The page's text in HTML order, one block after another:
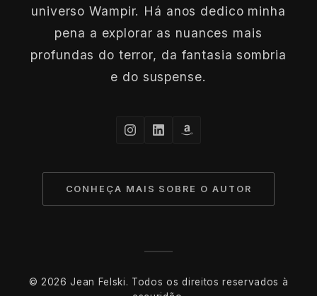
universo Wampir. Há anos dedico minha
pena a explorar as nuances mais
profundas do terror, da fantasia sombria
e do suspense.
CONHEÇA MAIS SOBRE O AUTOR
© 2026 Jean Felski. Todos os direitos reservados à